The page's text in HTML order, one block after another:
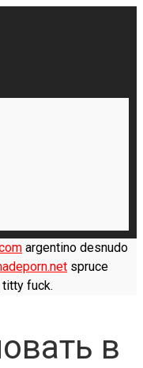
argentino desnudo
spruce
fuck.
в